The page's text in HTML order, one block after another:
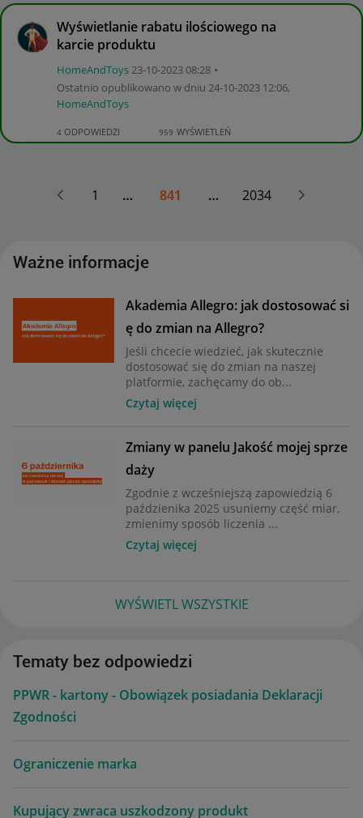
Wyświetlanie rabatu ilościowego na
karcie produktu
HomeAndToys‎23-10-202308:28
Ostatnio opublikowano w dniu ‎24-10-2023 12:06,
HomeAndToys
4 ODPOWIEDZI 959 WYŚWIETLEŃ
1 … 841 … 2034
Ważne informacje
Akademia Allegro: jak dostosować si
ę do zmian na Allegro?
Jeśli chcecie wiedzieć, jak skutecznie
dostosować się do zmian na naszej
platformie, zachęcamy do ob...
Czytaj więcej
Zmiany w panelu Jakość mojej sprze
daży
Zgodnie z wcześniejszą zapowiedzią 6
paździenika 2025 usuniemy część miar,
zmienimy sposób liczenia ...
Czytaj więcej
WYŚWIETL WSZYSTKIE
Tematy bez odpowiedzi
PPWR - kartony - Obowiązek posiadania Deklaracji
Zgodności
Ograniczenie marka
Kupujący zwraca uszkodzony produkt